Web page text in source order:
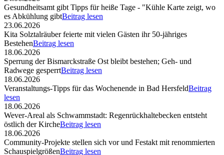
Gesundheitsamt gibt Tipps für heiße Tage - "Kühle Karte zeigt, wo
es Abkühlung gibtBeitrag lesen
23.06.2026
Kita Solztalräuber feierte mit vielen Gästen ihr 50-jähriges
BestehenBeitrag lesen
18.06.2026
Sperrung der Bismarckstraße Ost bleibt bestehen; Geh- und
Radwege gesperrtBeitrag lesen
18.06.2026
Veranstaltungs-Tipps für das Wochenende in Bad HersfeldBeitrag
lesen
18.06.2026
Wever-Areal als Schwammstadt: Regenrückhaltebecken entsteht
östlich der KircheBeitrag lesen
18.06.2026
Community-Projekte stellen sich vor und Festakt mit renommierten
SchauspielgrößenBeitrag lesen